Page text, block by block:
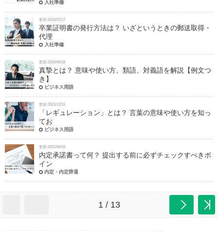
入社準備
更新:2024/07/17
卒業証明書の発行方法は？ いざというときの郵送取得・
代理
入社準備
更新:2024/06/28
真摯とは？ 意味や使い方、類語、対義語を解説【例文つ
き】
ビジネス用語
更新:2021/12/31
「レギュレーション」とは？ 言葉の意味や使い方を知っ
てお
ビジネス用語
更新:2021/06/16
内定承諾書って何？ 提出する前に必ずチェックすべきポ
イン
内定・内定辞退
1 / 13